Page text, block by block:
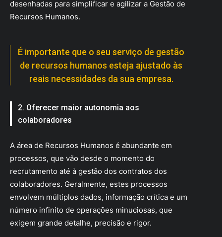
desenhadas para simplificar e agilizar a Gestão de
Recursos Humanos.
É importante que o seu serviço de gestão
de recursos humanos esteja ajustado às
reais necessidades da sua empresa.
2. Oferecer maior autonomia aos
colaboradores
A área de Recursos Humanos é abundante em
processos, que vão desde o momento do
recrutamento até à gestão dos contratos dos
colaboradores. Geralmente, estes processos
envolvem múltiplos dados, informação crítica e um
número infinito de operações minuciosas, que
exigem grande detalhe, precisão e rigor.